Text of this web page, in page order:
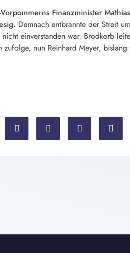
Finanzminister
Demnach entbrannte der Streit
einverstanden war. Brodkorb
nun Reinhard Meyer,